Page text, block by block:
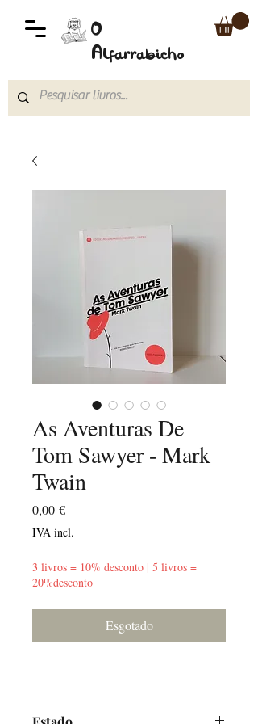
O
Alfarrabicho
As Aventuras De
Tom Sawyer - Mark
Twain
0,00 €Preço
IVA incl.
3 livros = 10% desconto | 5 livros =
20%desconto
Esgotado